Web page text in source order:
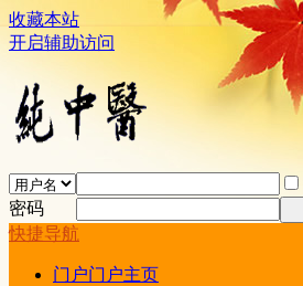
收藏本站
开启辅助访问
密码
快捷导航
门户门户主页